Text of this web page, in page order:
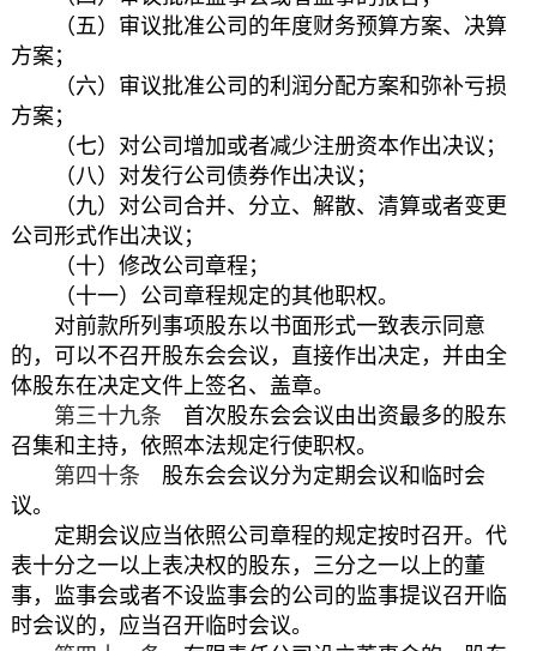
（五）审议批准公司的年度财务预算方案、决算
方案；
（六）审议批准公司的利润分配方案和弥补亏损
方案；
（七）对公司增加或者减少注册资本作出决议；
（八）对发行公司债券作出决议；
（九）对公司合并、分立、解散、清算或者变更
公司形式作出决议；
（十）修改公司章程；
（十一）公司章程规定的其他职权。
对前款所列事项股东以书面形式一致表示同意
的，可以不召开股东会会议，直接作出决定，并由全
体股东在决定文件上签名、盖章。
第三十九条 首次股东会会议由出资最多的股东
召集和主持，依照本法规定行使职权。
第四十条 股东会会议分为定期会议和临时会
议。
定期会议应当依照公司章程的规定按时召开。代
表十分之一以上表决权的股东，三分之一以上的董
事，监事会或者不设监事会的公司的监事提议召开临
时会议的，应当召开临时会议。